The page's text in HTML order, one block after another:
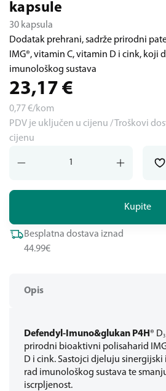
Opis
Defendyl-Imuno&glukan P4H® D3
prirodni bioaktivni polisaharid
D i cink. Sastojci djeluju
rad imunološkog sustava te
iscrpljenost.
kapsule
30 kapsula
Dodatak prehrani, sadrže prirodni
IMG®, vitamin C, vitamin D i cink,
imunološkog sustava
23,17 €
0,77 €/kom
PDV je uključen u cijenu / Troškovi
cijenu
Kupite
Besplatna dostava iznad
44.99€